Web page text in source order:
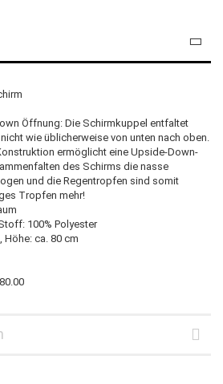
Öffnung: Die Schirmkuppel entfaltet
wie üblicherweise von unten nach oben.
ermöglicht eine Upside-Down-
des Schirms die nasse
und die Regentropfen sind somit
Tropfen mehr!
100% Polyester
ca. 80 cm